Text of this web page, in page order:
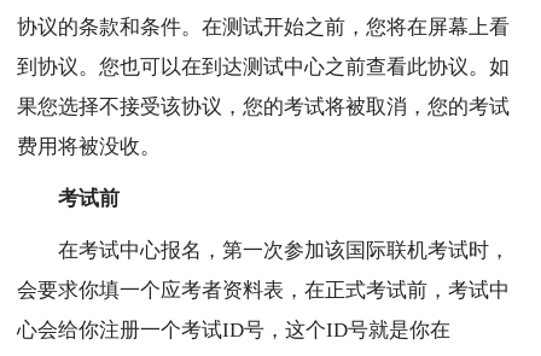
协议的条款和条件。在测试开始之前，您将在屏幕上看
到协议。您也可以在到达测试中心之前查看此协议。如
果您选择不接受该协议，您的考试将被取消，您的考试
费用将被没收。
考试前
在考试中心报名，第一次参加该国际联机考试时，
会要求你填一个应考者资料表，在正式考试前，考试中
心会给你注册一个考试ID号，这个ID号就是你在